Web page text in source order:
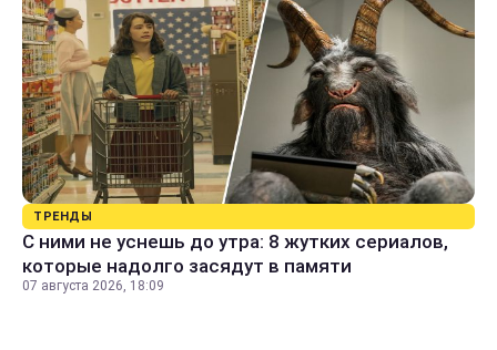
ТРЕНДЫ
С ними не уснешь до утра: 8 жутких сериалов,
которые надолго засядут в памяти
07 августа 2026, 18:09